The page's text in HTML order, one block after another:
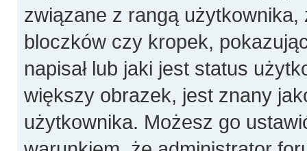
związane z rangą
bloczków czy kropek,
napisał lub jaki jest status
większy obrazek, jest znany
użytkownika. Możesz go